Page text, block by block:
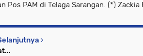
Pos PAM di Telaga Sarangan. (*) Zackia